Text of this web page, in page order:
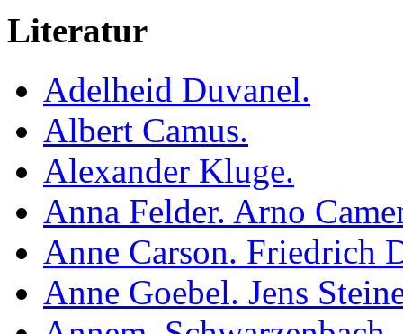
Literatur
Adelheid Duvanel.
Albert Camus.
Alexander Kluge.
Anna Felder. Arno
Anne Carson. Friedrich
Anne Goebel. Jens